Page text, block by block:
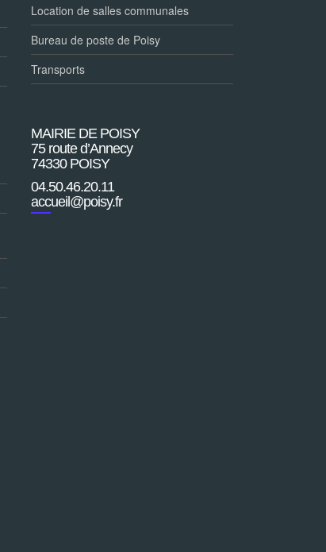
Location de salles communales
Bureau de poste de Poisy
Transports
MAIRIE DE POISY
75 route d’Annecy
74330 POISY
04.50.46.20.11
accueil@poisy.fr